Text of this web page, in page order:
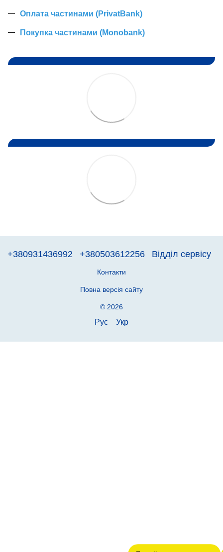
Оплата частинами (PrivatBank)
Покупка частинами (Monobank)
+380931436992 +380503612256 Відділ сервісу
Контакти
Повна версія сайту
© 2026
Рус Укр